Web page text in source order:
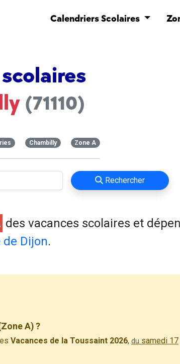
Calendriers Scolaires
(71110)
Chambilly Zone A
Rechercher
des vacances scolaires et
Dijon.
A) ?
Vacances de la Toussaint 2026, du samedi 17